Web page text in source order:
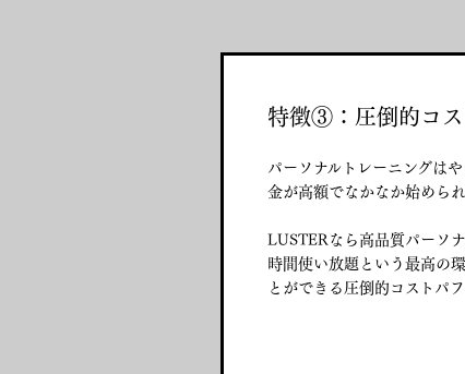
特徴③：圧倒的コス
パーソナルトレーニングは
金が高額でなかなか始めら
LUSTERなら高品質パーソ
時間使い放題という最高の環
とができる圧倒的コストパフ